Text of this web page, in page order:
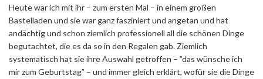
Heute war ich mit ihr – zum ersten Mal – in einem großen
Bastelladen und sie war ganz fasziniert und angetan und hat
andächtig und schon ziemlich professionell all die schönen Dinge
begutachtet, die es da so in den Regalen gab. Ziemlich
systematisch hat sie ihre Auswahl getroffen – ”das wünsche ich
mir zum Geburtstag” – und immer gleich erklärt, wofür sie die Dinge